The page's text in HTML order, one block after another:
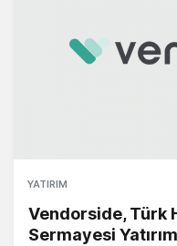
YATIRIM
Vendorside, Türk
Sermayesi